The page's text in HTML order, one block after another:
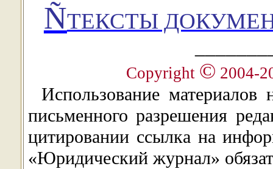
ÑТЕКСТЫ
Copyright © 2004-
Использование материалов
письменного разрешения
цитировании ссылка на
«Юридический журнал»